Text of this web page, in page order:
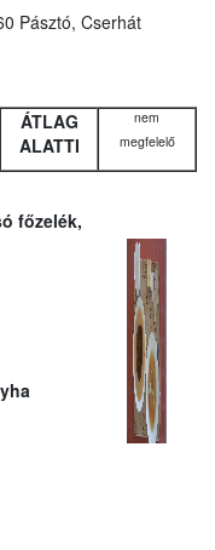
Pásztó, Cserhát
ÁTLAG
ALATTI
nem
megfelelő
főzelék,